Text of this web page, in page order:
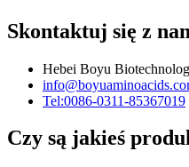
Skontaktuj się z
Hebei Boyu
Tel:0086-0311-85367019
Czy są jakieś